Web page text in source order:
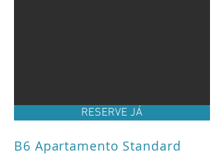
RESERVE JÁ
B6 Apartamento Standard